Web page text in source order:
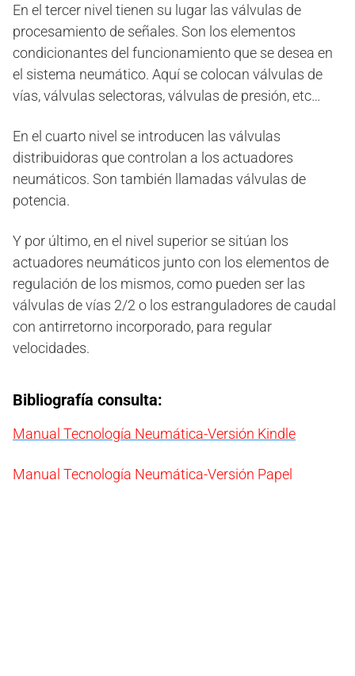
En el tercer nivel tienen su lugar las válvulas de
procesamiento de señales. Son los elementos
condicionantes del funcionamiento que se desea en
el sistema neumático. Aquí se colocan válvulas de
vías, válvulas selectoras, válvulas de presión, etc…
En el cuarto nivel se introducen las válvulas
distribuidoras que controlan a los actuadores
neumáticos. Son también llamadas válvulas de
potencia.
Y por último, en el nivel superior se sitúan los
actuadores neumáticos junto con los elementos de
regulación de los mismos, como pueden ser las
válvulas de vías 2/2 o los estranguladores de caudal
con antirretorno incorporado, para regular
velocidades.
Bibliografía consulta:
Manual Tecnología Neumática-Versión Kindle
Manual Tecnología Neumática-Versión Papel